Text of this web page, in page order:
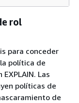
rol
para conceder
política de
Las
políticas de
de